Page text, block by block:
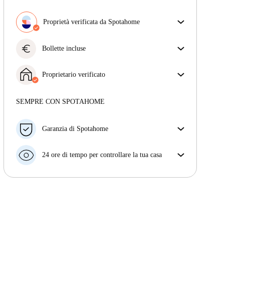
Proprietà verificata da Spotahome
ottieni esattamente ciò che vedi nell'annuncio.
euro Bollette incluse
incluse, che coprono l'affitto e le utenze per
un'esperienza di affitto senza problemi.
Proprietario verificato
Maggiori informazioni su questo locatore
SEMPRE CON SPOTAHOME
Garanzia di Spotahome
con breve preavviso, noi A) ti pagheremo un hotel e
B) ti rimborseremo totalmente
24 ore di tempo per controllare la tua casa